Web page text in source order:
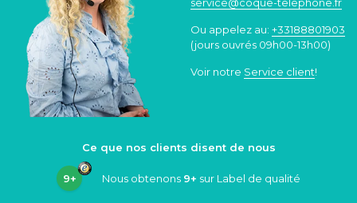
service@coque-telephone.fr
Ou appelez au: +33188801903
(jours ouvrés 09h00-13h00)
Voir notre Service client!
Ce que nos clients disent de nous
9+ Nous obtenons 9+ sur Label de qualité